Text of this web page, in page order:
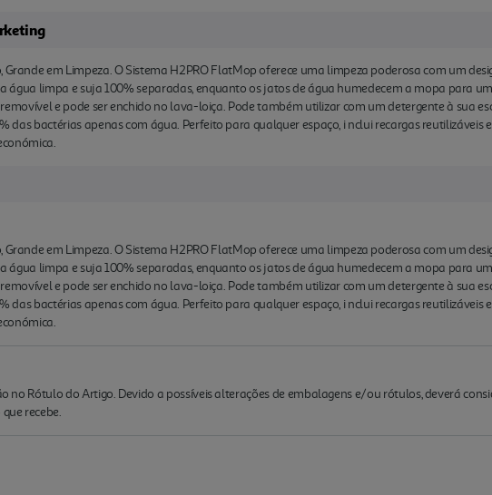
Grande em Limpeza. O Sistema H2PRO FlatMop oferece uma limpeza poderosa com um
água limpa e suja 100% separadas, enquanto os jatos de água humedecem a mopa para
e pode ser enchido no lava-loiça. Pode também utilizar com um detergente à sua
das bactérias apenas com água. Perfeito para qualquer espaço, i nclui recargas reutilizáveis
Grande em Limpeza. O Sistema H2PRO FlatMop oferece uma limpeza poderosa com um
água limpa e suja 100% separadas, enquanto os jatos de água humedecem a mopa para
e pode ser enchido no lava-loiça. Pode também utilizar com um detergente à sua
das bactérias apenas com água. Perfeito para qualquer espaço, i nclui recargas reutilizáveis
no Rótulo do Artigo. Devido a possíveis alterações de embalagens e/ou rótulos, deverá
recebe.